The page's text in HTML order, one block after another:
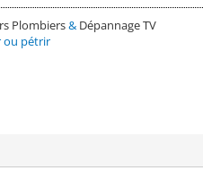
Plombiers&Dépannage TV
ou pétrir